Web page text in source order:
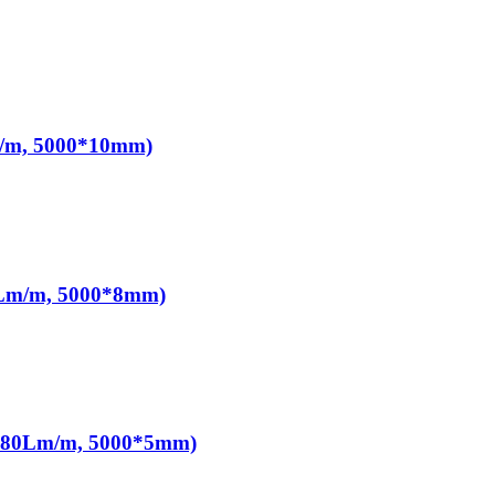
5000*10mm)
m, 5000*8mm)
m, 5000*5mm)